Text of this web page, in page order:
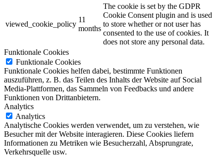
viewed_cookie_policy
11
months
The cookie is set by the GDPR
Cookie Consent plugin and is used
to store whether or not user has
consented to the use of cookies. It
does not store any personal data.
Funktionale Cookies
Funktionale Cookies
Funktionale Cookies helfen dabei, bestimmte Funktionen
auszuführen, z. B. das Teilen des Inhalts der Website auf Social
Media-Plattformen, das Sammeln von Feedbacks und andere
Funktionen von Drittanbietern.
Analytics
Analytics
Analytische Cookies werden verwendet, um zu verstehen, wie
Besucher mit der Website interagieren. Diese Cookies liefern
Informationen zu Metriken wie Besucherzahl, Absprungrate,
Verkehrsquelle usw.